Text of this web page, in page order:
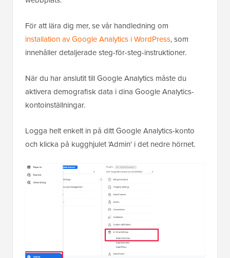
För att lära dig mer, se vår handledning om
installation av Google Analytics i WordPress, som
innehåller detaljerade steg-för-steg-instruktioner.
När du har anslutit till Google Analytics måste du
aktivera demografisk data i dina Google Analytics-
kontoinställningar.
Logga helt enkelt in på ditt Google Analytics-konto
och klicka på kugghjulet 'Admin' i det nedre hörnet.